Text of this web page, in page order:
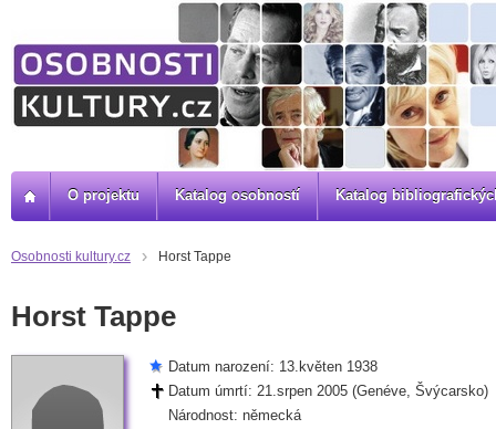
Osobnosti kultury.cz Horst Tappe
Horst Tappe
Datum narození: 13.květen 1938
Datum úmrtí: 21.srpen 2005 (Genéve, Švýcarsko)
Národnost: německá
O projektu Katalog osobností Katalog